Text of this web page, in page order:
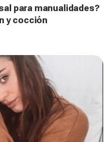
para manualidades?
y cocción